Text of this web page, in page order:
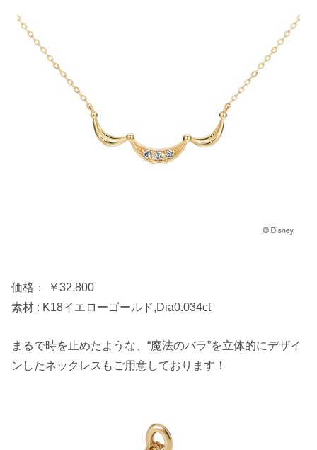
価格： ￥32,800
素材 : K18イエローゴールド,Dia0.034ct
まるで時を止めたような、“魔法のバラ”を立体的にデザイ
ンしたネックレスもご用意しております！